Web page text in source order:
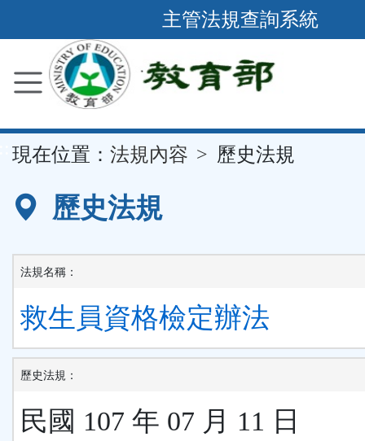
到
要
容
區
主管法規查詢系統
現在位置： 法規內容 歷史法規
歷史法規
法規名稱：
救生員資格檢定辦法
歷史法規：
民國 107 年 07 月 11 日